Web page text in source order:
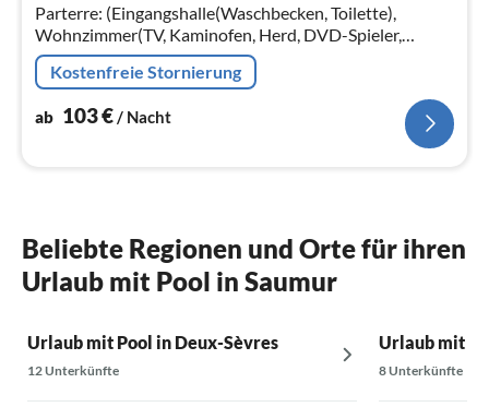
Parterre: (Eingangshalle(Waschbecken, Toilette),
Wohnzimmer(TV, Kaminofen, Herd, DVD-Spieler,
Stereoanlage), Wohnküche(Esstisch(8 Personen),
Kochherd(4 Kochplatten, Induktion)
Kostenfreie Stornierung
ab 103€/ Nacht
Beliebte Regionen und Orte für ihren
Urlaub mit Pool in Saumur
Urlaub mit Pool in Deux-Sèvres
12 Unterkünfte
Urlaub mit
8 Unterkünfte